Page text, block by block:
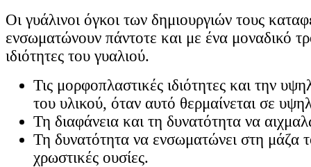
Οι γυάλινοι όγκοι των δημιουργιών τους
ενσωματώνουν πάντοτε και με ένα μοναδικό
ιδιότητες του γυαλιού.
Τις μορφοπλαστικές ιδιότητες και την
του υλικού, όταν αυτό θερμαίνεται σε
Τη διαφάνεια και τη δυνατότητα να
Τη δυνατότητα να ενσωματώνει στη μάζα
χρωστικές ουσίες.